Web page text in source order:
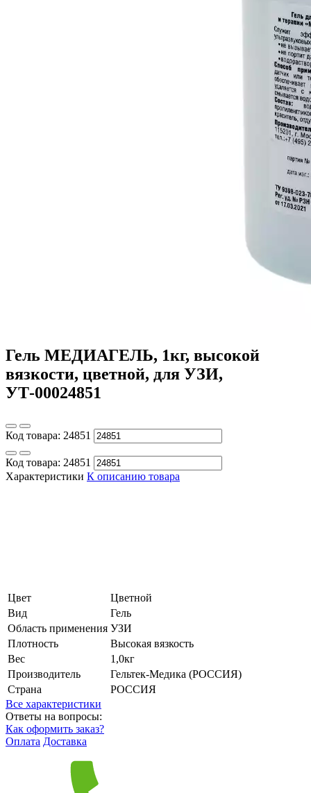
Гель МЕДИАГЕЛЬ, 1кг, высокой
вязкости, цветной, для УЗИ,
УТ-00024851
Код товара: 24851
Код товара: 24851
Характеристики К описанию товара
Цвет
Цветной
Вид
Гель
Область применения УЗИ
Плотность
Высокая вязкость
Вес
1,0кг
Производитель
Гельтек-Медика (РОССИЯ)
Страна
РОССИЯ
Все характеристики
Ответы на вопросы:
Как оформить заказ?
Оплата Доставка